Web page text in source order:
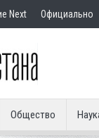
Next Официально
Общество